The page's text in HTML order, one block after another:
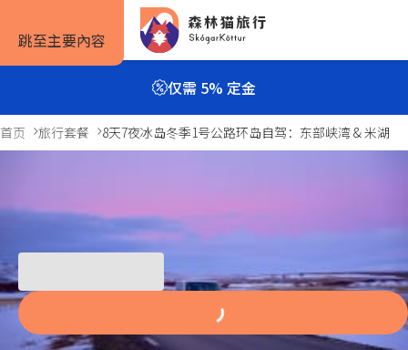
跳至主要內容
一日游与多日游
实用信息
租车预订
仅需 5% 定金
首页 旅行套餐 8天7夜冰岛冬季1号公路环岛自驾：东部峡湾 & 米湖
8天/7夜
slideslide